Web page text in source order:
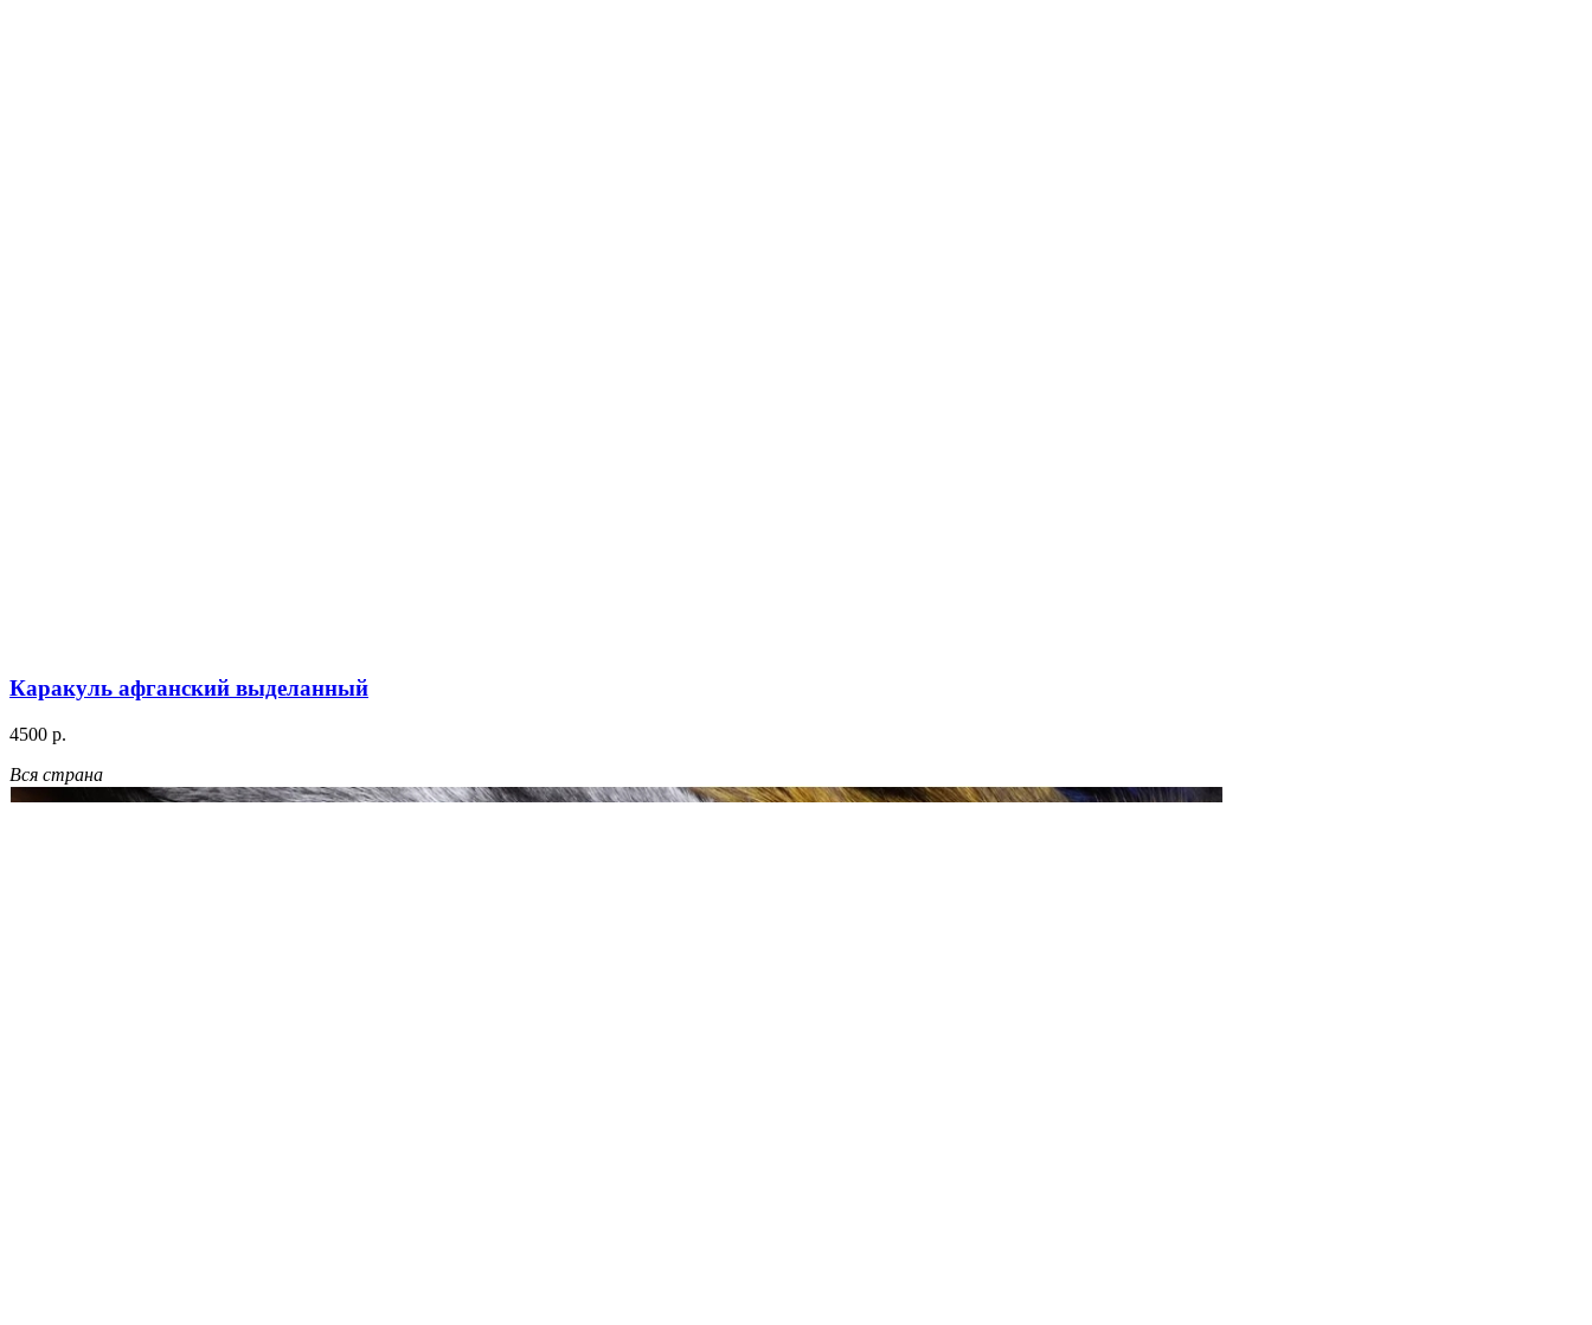
Каракуль афганский выделанный
4500 р.
Вся страна